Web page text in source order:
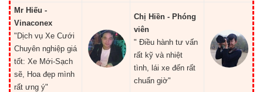
Mr Hiếu -
Vinaconex
"Dịch vụ Xe Cưới
Chuyên nghiệp giá
tốt: Xe Mới-Sạch
sẽ, Hoa đẹp mình
rất ưng ý"
Chị Hiền - Phóng
viên
" Điều hành tư vấn
rất kỹ và nhiệt
tình, lái xe đến rất
chuẩn giờ"